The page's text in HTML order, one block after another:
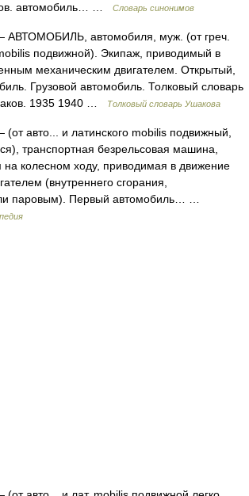
автомобиль… …
Словарь синонимов
АВТОМОБИЛЬ, автомобиля, муж. (от греч.
подвижной). Экипаж, приводимый в
механическим двигателем. Открытый,
Грузовой автомобиль. Толковый словарь
1935 1940 …
Толковый словарь Ушакова
(от авто... и латинского mobilis подвижный,
транспортная безрельсовая машина,
на колесном ходу, приводимая в движение
(внутреннего сгорания,
паровым). Первый автомобиль… …